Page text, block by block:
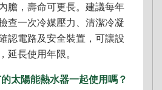
膽，壽命可更長。建議每年
查一次冷媒壓力、清潔冷凝
認電路及安全裝置，可讓設
延長使用年限。
太陽能熱水器一起使用嗎？